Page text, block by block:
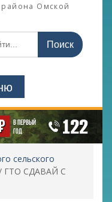
Омской
сельского
ГТО СДАВАЙ С